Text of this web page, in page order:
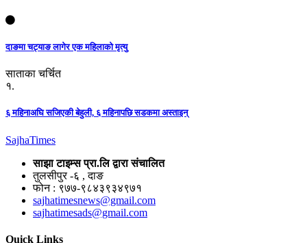
दाङमा चट्याङ लागेर एक महिलाको मृत्यु
साताका चर्चित
१.
६ महिनाअघि सजिएकी बेहुली, ६ महिनापछि सडकमा अस्ताइन्
SajhaTimes
साझा टाइम्स प्रा.लि द्वारा संचालित
तुलसीपुर -६ , दाङ
फोन : ९७७-९८४३९३४९७१
sajhatimesnews@gmail.com
sajhatimesads@gmail.com
Quick Links